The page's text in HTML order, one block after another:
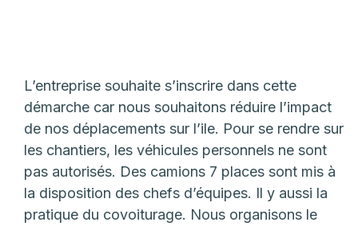
L’entreprise souhaite s’inscrire dans cette
démarche car nous souhaitons réduire l’impact
de nos déplacements sur l’ile. Pour se rendre sur
les chantiers, les véhicules personnels ne sont
pas autorisés. Des camions 7 places sont mis à
la disposition des chefs d’équipes. Il y aussi la
pratique du covoiturage. Nous organisons le